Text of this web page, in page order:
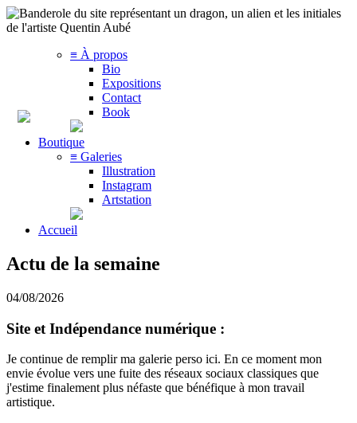
≡ À propos
Bio
Expositions
Contact
Book
Boutique
≡ Galeries
Illustration
Instagram
Artstation
Accueil
Actu de la semaine
04/08/2026
Site et Indépendance numérique :
Je continue de remplir ma galerie perso ici. En ce moment mon
envie évolue vers une fuite des réseaux sociaux classiques que
j'estime finalement plus néfaste que bénéfique à mon travail
artistique.